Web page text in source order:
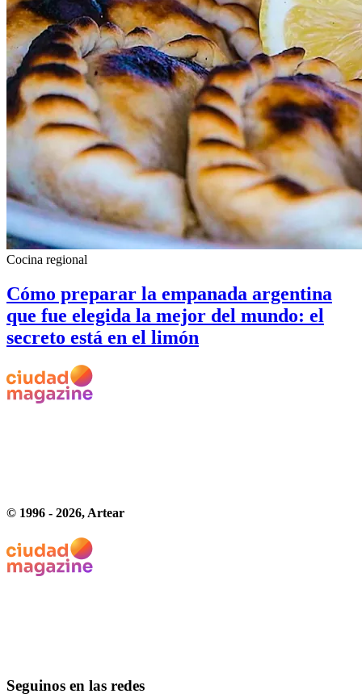
Cocina regional
Cómo preparar la empanada argentina
que fue elegida la mejor del mundo: el
secreto está en el limón
© 1996 - 2026, Artear
Seguinos en las redes